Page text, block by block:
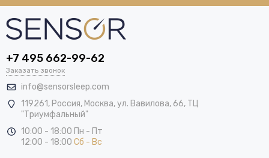
+7 495 662-99-62
Заказать звонок
info@sensorsleep.com
119261, Россия, Москва,ул. Вавилова, 66, ТЦ
"Триумфальный"
10:00 - 18:00 Пн - Пт
12:00 - 18:00 Сб - Вс